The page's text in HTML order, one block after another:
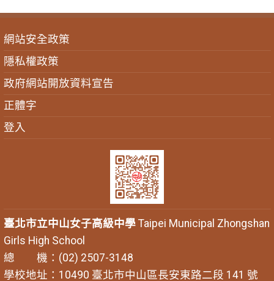
網站安全政策
隱私權政策
政府網站開放資料宣告
正體字
登入
臺北市立中山女子高級中學Taipei Municipal Zhongshan
Girls High School
總 機：(02) 2507-3148
學校地址：10490 臺北市中山區長安東路二段 141 號